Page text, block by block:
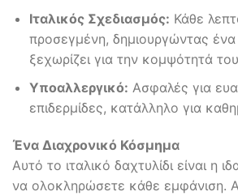
Ιταλικός Σχεδιασμός: Κάθε
προσεγμένη, δημιουργώντας ένα
ξεχωρίζει για την κομψότητά
Υποαλλεργικό: Ασφαλές για
επιδερμίδες, κατάλληλο για
Ένα Διαχρονικό Κόσμημα
Αυτό το ιταλικό δαχτυλίδι είναι η
να ολοκληρώσετε κάθε εμφάνιση.